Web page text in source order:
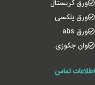
ورق کریستال
ورق پلکسی
ورق abs
وان جکوزی
اطلاعات تماس